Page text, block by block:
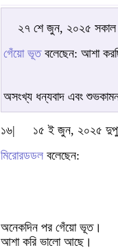
২৭ শে জুন, ২০২৫
গেঁয়ো ভূতবলেছেন: আশা
অসংখ্য ধন্যবাদ এবং
১৬|
১৫ ই জুন, ২০২৫
মিরোরডডল বলেছেন:
অনেকদিন পর গেঁয়ো ভূত।
আশা করি ভালো আছে।